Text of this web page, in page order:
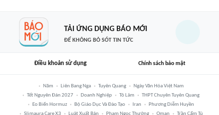
TẢI ỨNG DỤNG BÁO MỚI
ĐỂ KHÔNG BỎ SÓT TIN TỨC
Điều khoản sử dụng Chính sách bảo mật
Năm Liên Bang Nga Tuyên Quang
Ngày Văn Hóa Việt Nam
Tết Nguyên Đán 2027
Doanh Nghiệp Tô Lâm
THPT Chuyên Tuyên Quang
Eo Biển Hormuz
Bộ Giáo Dục Và Đào Tạo Iran
Phương Diễm Huyền
Slimaura Care X3
Luật Xuất Bản Phạm Ngọc Thưởng Oman Trần Cẩm Tú